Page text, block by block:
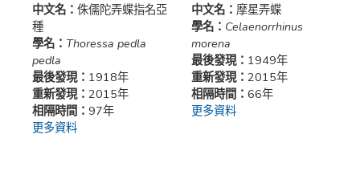
中文名： 侏儒陀弄蝶指名亞
種
學名： Thoressa pedla
pedla
最後發現： 1918年
重新發現： 2015年
相隔時間： 97年
更多資料
中文名： 摩星弄蝶
學名： Celaenorrhinus
morena
最後發現： 1949年
重新發現：2015年
相隔時間：66年
更多資料